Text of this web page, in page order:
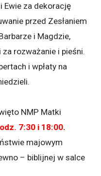
Ewie za dekorację
przed Zesłaniem
i Magdzie,
rozważanie i pieśni.
i wpłaty na
NMP Matki
7:30 i 18:00.
majowym
– biblijnej w salce